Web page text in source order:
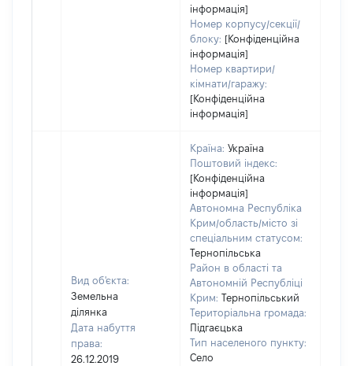
інформація]
Номер корпусу/секції/
блоку: [Конфіденційна
інформація]
Номер квартири/
кімнати/гаражу:
[Конфіденційна
інформація]
Вид об'єкта:
Земельна
ділянка
Дата набуття
права:
26.12.2019
Країна: Україна
Поштовий індекс:
[Конфіденційна
інформація]
Автономна Республіка
Крим/область/місто зі
спеціальним статусом:
Тернопільська
Район в області та
Автономній Республіці
Крим: Тернопільський
Територіальна громада:
Підгаєцька
Тип населеного пункту:
Село